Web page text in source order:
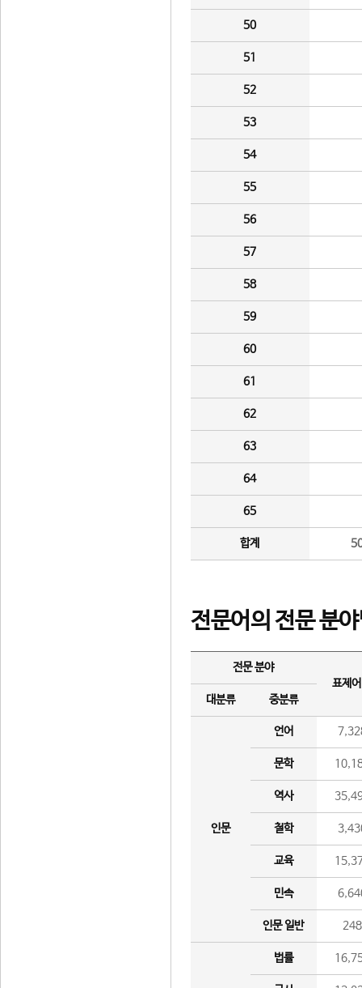
50
51
52
53
54
55
56
57
58
59
60
61
62
63
64
65
합계
전문어의 전문 분
전문 분야
표제
대분류
중분류
인문
언어
문학
역사
철학
교육
민속
인문 일반 248
법률